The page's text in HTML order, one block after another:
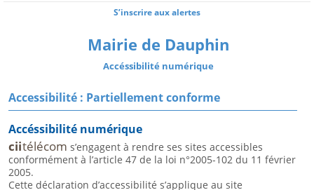
S’inscrire aux alertes
Mairie de Dauphin
Accéssibilité numérique
Accessibilité : Partiellement conforme
Accéssibilité numérique
ciitélécom s’engagent à rendre ses sites accessibles
conformément à l’article 47 de la loi n°2005-102 du 11 février
2005.
Cette déclaration d’accessibilité s’applique au site